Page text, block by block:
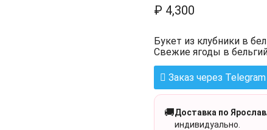
₽ 4,300
Букет из клубники в
Свежие ягоды в
Заказ через Telegram
🚚Доставка по
индивидуально.